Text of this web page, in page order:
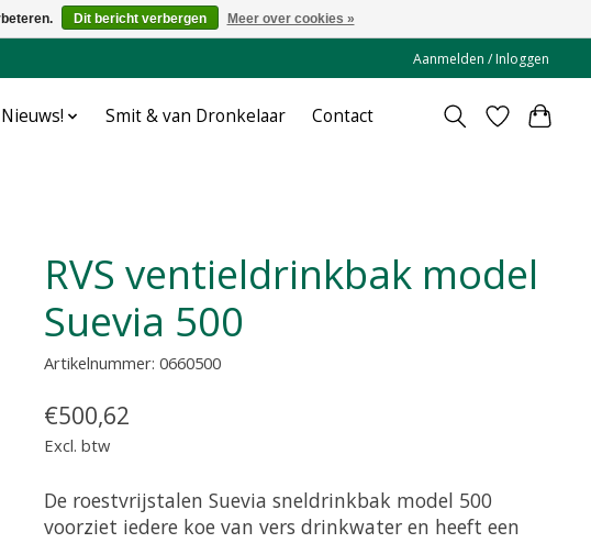
Aanmelden / Inloggen
Nieuws! Smit & van Dronkelaar Contact
RVS ventieldrinkbak model
Suevia 500
Artikelnummer: 0660500
€500,62
Excl. btw
De roestvrijstalen Suevia sneldrinkbak model 500
voorziet iedere koe van vers drinkwater en heeft een
Dit bericht verbergen Meer over cookies »